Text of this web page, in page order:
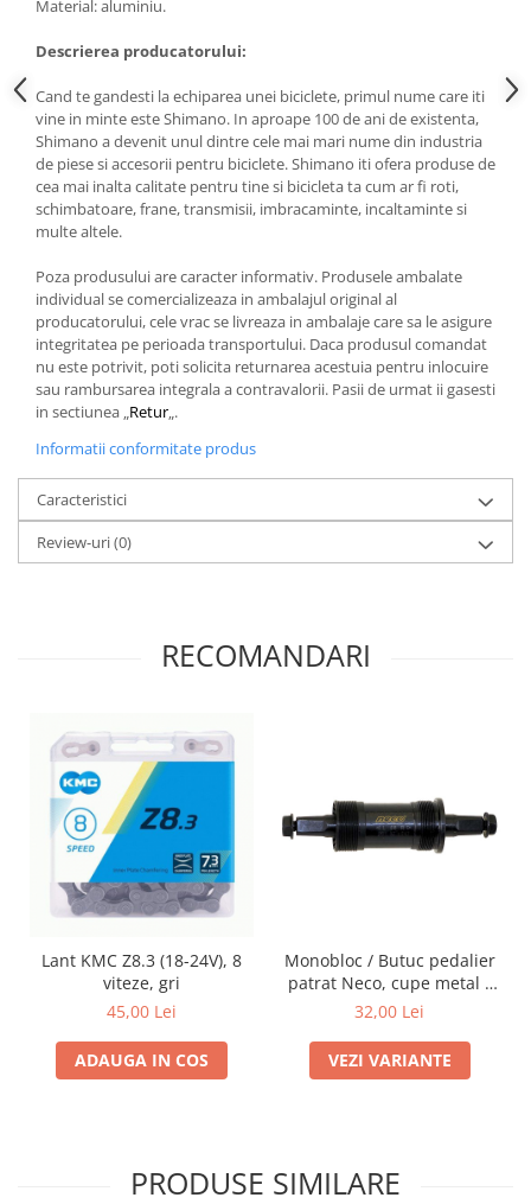
Material: aluminiu.
Descrierea producatorului:
Cand te gandesti la echiparea unei biciclete, primul nume care iti
vine in minte este Shimano. In aproape 100 de ani de existenta,
Shimano a devenit unul dintre cele mai mari nume din industria
de piese si accesorii pentru biciclete. Shimano iti ofera produse de
cea mai inalta calitate pentru tine si bicicleta ta cum ar fi roti,
schimbatoare, frane, transmisii, imbracaminte, incaltaminte si
multe altele.
Poza produsului are caracter informativ. Produsele ambalate
individual se comercializeaza in ambalajul original al
producatorului, cele vrac se livreaza in ambalaje care sa le asigure
integritatea pe perioada transportului. Daca produsul comandat
nu este potrivit, poti solicita returnarea acestuia pentru inlocuire
sau rambursarea integrala a contravalorii. Pasii de urmat ii gasesti
in sectiunea „Retur„.
Informatii conformitate produs
Caracteristici
Review-uri(0)
RECOMANDARI
Lant KMC Z8.3 (18-24V), 8
viteze, gri
45,00 Lei
ADAUGA IN COS
Monobloc / Butuc pedalier
patrat Neco, cupe metal /
plastic, diferite marimi
32,00 Lei
VEZI VARIANTE
PRODUSE SIMILARE